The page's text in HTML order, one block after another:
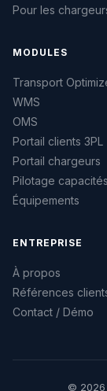
Pour les
MODULES
Transport
WMS
OMS
Portail clients 3PL
Portail chargeurs
Pilotage capacités
Équipements
ENTREPRISE
À propos
Références
Contact / Démo
© 2026